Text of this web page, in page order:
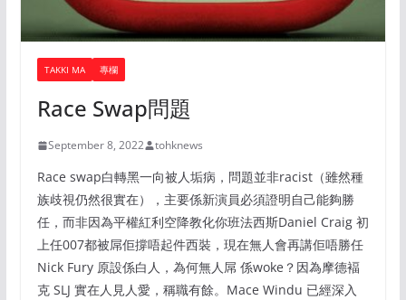
TAKKI MA 專欄
Race Swap問題
September 8, 2022 tohknews
Race swap白轉黑一向被人垢病，問題並非racist（雖然種
族歧視仍然很實在），主要係新演員必須證明自己能夠勝
任，而非因為平權紅利空降教化你班法西斯Daniel Craig 初
上任007都被屌佢撐唔起件西裝，現在無人會再講佢唔勝任
Nick Fury 原設係白人，為何無人屌 係woke？因為摩德褔
克 SLJ 實在人見人愛，稱職有餘。Mace Windu 已經深入